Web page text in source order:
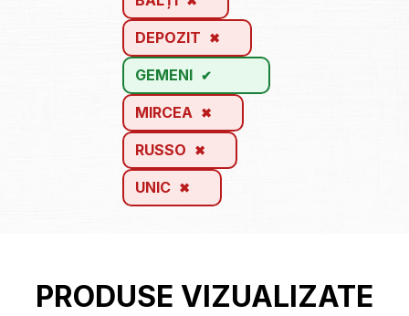
DEPOZIT
GEMENI
MIRCEA
RUSSO
UNIC
PRODUSE VIZUALIZATE